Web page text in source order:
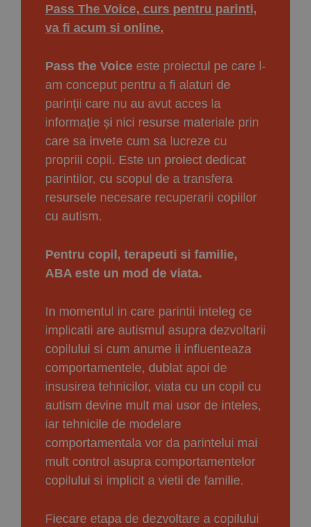
Pass The Voice, curs pentru parinti,
va fi acum si online.
Pass the Voice este proiectul pe care l-
am conceput pentru a fi alaturi de
parinții care nu au avut acces la
informație și nici resurse materiale prin
care sa invete cum sa lucreze cu
propriii copii. Este un proiect dedicat
parintilor, cu scopul de a transfera
resursele necesare recuperarii copiilor
cu autism.
Pentru copil, terapeuti si familie,
ABA este un mod de viata.
In momentul in care parintii inteleg ce
implicatii are autismul asupra dezvoltarii
copilului si cum anume ii influenteaza
comportamentele, dublat apoi de
insusirea tehnicilor, viata cu un copil cu
autism devine mult mai usor de inteles,
iar tehnicile de modelare
comportamentala vor da parintelui mai
mult control asupra comportamentelor
copilului si implicit a vietii de familie.
Fiecare etapa de dezvoltare a copilului